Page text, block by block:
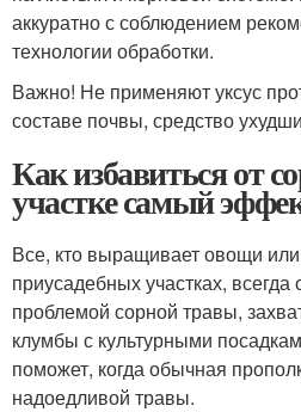
аккуратно с соблюдением
технологии обработки.
Важно! Не применяют уксус
составе почвы, средство
Как избавиться от
участке самый
Все, кто выращивает овощи
приусадебных участках, всегда
проблемой сорной травы,
клумбы с культурными
поможет, когда обычная
надоедливой травы.